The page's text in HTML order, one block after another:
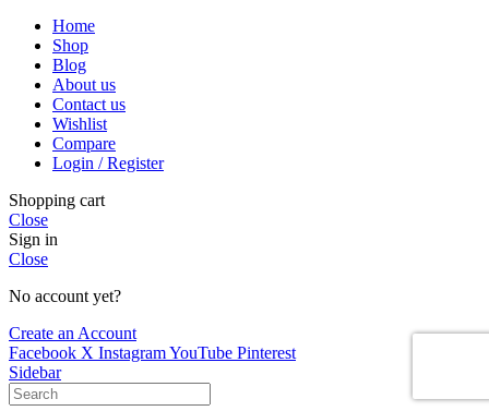
Home
Shop
Blog
About us
Contact us
Wishlist
Compare
Login / Register
Shopping cart
Close
Sign in
Close
No account yet?
Create an Account
Facebook X InstagramYouTube Pinterest
Sidebar